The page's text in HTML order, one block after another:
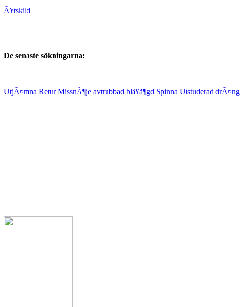
Ã¥tskild
De senaste sökningarna:
UtjÃ¤mna Retur MissnÃ¶je avtrubbad blã¥ã¶gd Spinna Utstuderad drÃ¤ng